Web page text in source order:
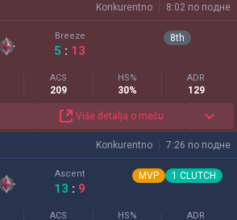
Konkurentno 8:02 по подне
Breeze
5 : 13
8th
ACS
209
HS%
30%
ADR
129
Više detalja o meču
Konkurentno 7:26 по подне
Ascent
13 : 9
MVP 1 CLUTCH
ACS HS% ADR